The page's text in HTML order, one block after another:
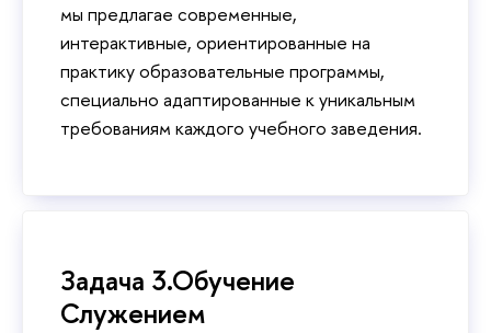
мы предлагае современные,
интерактивные, ориентированные на
практику образовательные программы,
специально адаптированные к уникальным
требованиям каждого учебного заведения.
Задача 3.Обучение
Служением